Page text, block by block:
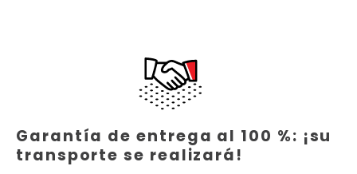
Garantía de entrega al 100 %: ¡su
transporte se realizará!